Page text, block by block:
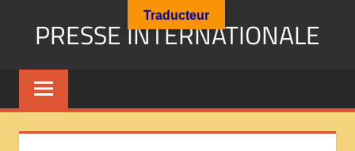
PRESSE INTERNATIONALE
Presse
Internationale
Géopolitique
Traducteur